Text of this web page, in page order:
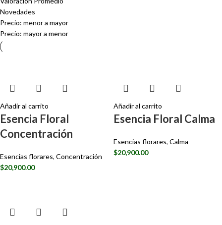
Novedades
Precio: menor a mayor
Precio: mayor a menor
Añadir al carrito
Esencia Floral
Concentración
Esencias florares, Concentración
$20,900.00
Añadir al carrito
Esencia Floral Calma
Esencias florares, Calma
$20,900.00